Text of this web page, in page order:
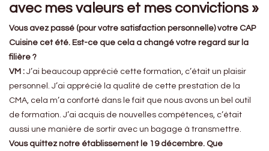
avec mes valeurs et mes convictions »
Vous avez passé (pour votre satisfaction personnelle) votre CAP
Cuisine cet été. Est-ce que cela a changé votre regard sur la
filière ?
VM : J’ai beaucoup apprécié cette formation, c’était un plaisir
personnel. J’ai apprécié la qualité de cette prestation de la
CMA, cela m’a conforté dans le fait que nous avons un bel outil
de formation. J’ai acquis de nouvelles compétences, c’était
aussi une manière de sortir avec un bagage à transmettre.
Vous quittez notre établissement le 19 décembre. Que